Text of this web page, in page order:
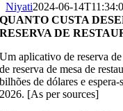
Niyati2024-06-
QUANTO CUSTA
RESERVA DE
Um aplicativo de reserva
de reserva de mesa de
bilhões de dólares e
2026. [As per sources]